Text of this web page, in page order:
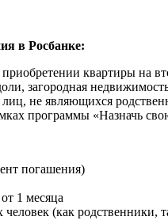
в Росбанке:
квартиры на
загородная
не являющихся
программы «Назначь
погашения)
1 месяца
(как родственники,